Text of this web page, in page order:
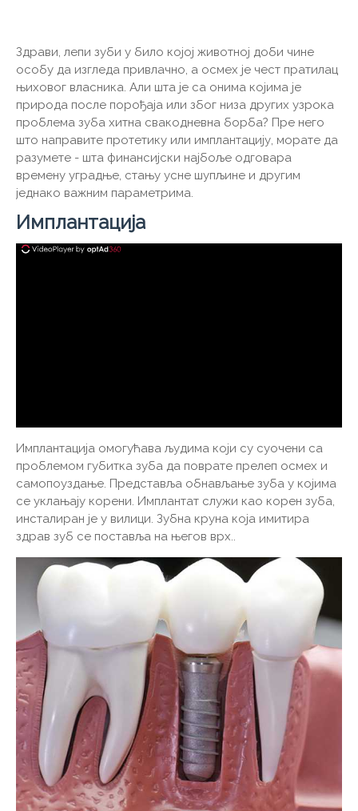
Здрави, лепи зуби у било којој животној доби чине
особу да изгледа привлачно, а осмех је чест пратилац
њиховог власника. Али шта је са онима којима је
природа после порођаја или због низа других узрока
проблема зуба хитна свакодневна борба? Пре него
што направите протетику или имплантацију, морате да
разумете - шта финансијски најбоље одговара
времену уградње, стању усне шупљине и другим
једнако важним параметрима.
Имплантација
Имплантација омогућава људима који су суочени са
проблемом губитка зуба да поврате прелеп осмех и
самопоуздање. Представља обнављање зуба у којима
се уклањају корени. Имплантат служи као корен зуба,
инсталиран је у вилици. Зубна круна која имитира
здрав зуб се поставља на његов врх..